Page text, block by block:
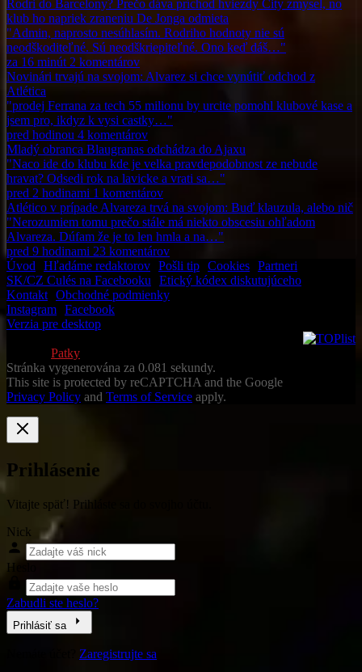
Rodri do Barcelony? Prečo dáva príchod hviezdy City zmysel, no
klub ho napriek zraneniu De Jonga odmieta
"Admin, naprosto nesúhlasím. Rodriho hodnoty nie sú
neodškoditeľné. Sú neodškriepiteľné. Ono keď dáš…"
za 16 minút 2 komentárov
Novinári trvajú na svojom: Alvarez si chce vynútiť odchod z
Atlética
"prodej Ferrana za tech 55 milionu by urcite pomohl klubové kase a
jsem pro, ikdyz k vysi castky…"
pred hodinou 4 komentárov
Mladý obranca Blaugranas odchádza do Ajaxu
"Naco ide do klubu kde je velka pravdepodobnost ze nebude
hravat? Odsedi rok na lavicke a vrati sa…"
pred 2 hodinami 1 komentárov
Atlético v prípade Alvareza trvá na svojom: Buď klauzula, alebo nič
"Nerozumiem tomu prečo stále má niekto obscesiu ohľadom
Alvareza. Dúfam že je to len hmla a na…"
pred 9 hodinami 23 komentárov
Úvod
Hľadáme redaktorov Pošli tip Cookies Partneri
SK/CZ Culés na Facebooku
Etický kódex diskutujúceho
Kontakt Obchodné podmienky
Instagram Facebook
Verzia pre desktop
Patky
Stránka vygenerována za 0.081 sekundy.
This site is protected by reCAPTCHA and the Google
Privacy Policy and Terms of Service apply.
Prihlásenie
Vitajte späť! Prihláste sa do svojho účtu.
Nick
Heslo
Zabudli ste heslo?
Prihlásiť sa
Zaregistrujte sa